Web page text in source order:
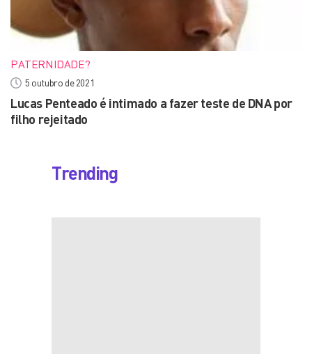
PATERNIDADE?
5 outubro de 2021
Lucas Penteado é intimado a fazer teste de DNA por
filho rejeitado
Trending